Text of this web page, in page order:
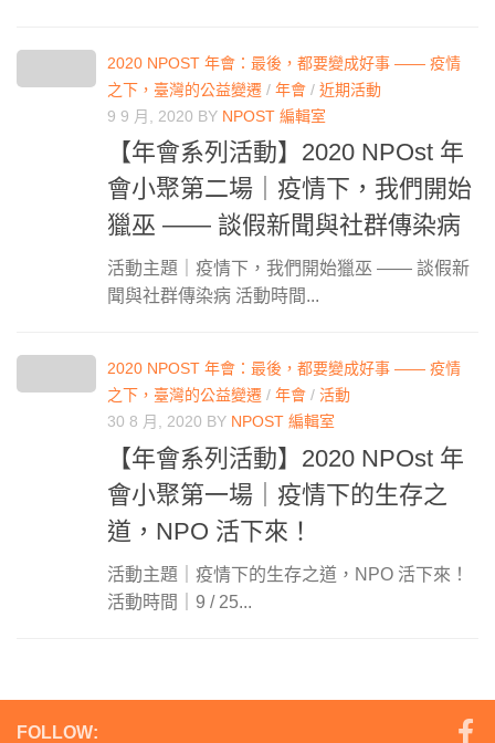
2020 NPOST 年會：最後，都要變成好事 —— 疫情
之下，臺灣的公益變遷 / 年會 / 近期活動
9 9 月, 2020 BY NPOST 編輯室
【年會系列活動】2020 NPOst 年
會小聚第二場｜疫情下，我們開始
獵巫 —— 談假新聞與社群傳染病
活動主題｜疫情下，我們開始獵巫 —— 談假新
聞與社群傳染病 活動時間...
2020 NPOST 年會：最後，都要變成好事 —— 疫情
之下，臺灣的公益變遷 / 年會 / 活動
30 8 月, 2020 BY NPOST 編輯室
【年會系列活動】2020 NPOst 年
會小聚第一場｜疫情下的生存之
道，NPO 活下來！
活動主題｜疫情下的生存之道，NPO 活下來！
活動時間｜9 / 25...
FOLLOW: